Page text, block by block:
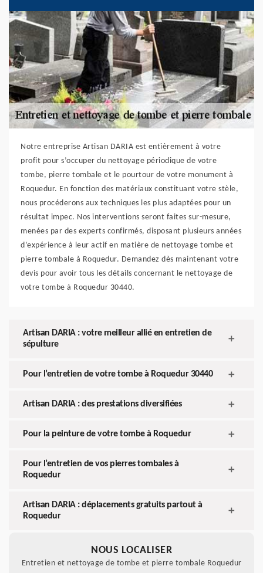
Notre entreprise Artisan DARIA est entièrement à votre
profit pour s’occuper du nettoyage périodique de votre
tombe, pierre tombale et le pourtour de votre monument à
Roquedur. En fonction des matériaux constituant votre stèle,
nous procéderons aux techniques les plus adaptées pour un
résultat impec. Nos interventions seront faites sur-mesure,
menées par des experts confirmés, disposant plusieurs années
d’expérience à leur actif en matière de nettoyage tombe et
pierre tombale à Roquedur. Demandez dès maintenant votre
devis pour avoir tous les détails concernant le nettoyage de
votre tombe à Roquedur 30440.
Artisan DARIA : votre meilleur allié en entretien de
sépulture
Pour l’entretien de votre tombe à Roquedur 30440
Artisan DARIA : des prestations diversifiées
Pour la peinture de votre tombe à Roquedur
Pour l’entretien de vos pierres tombales à
Roquedur
Artisan DARIA : déplacements gratuits partout à
Roquedur
NOUS LOCALISER
Entretien et nettoyage de tombe et pierre tombale Roquedur